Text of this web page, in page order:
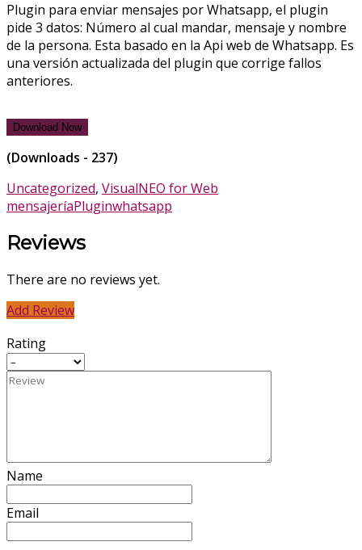
Plugin para enviar mensajes por Whatsapp, el plugin
pide 3 datos: Número al cual mandar, mensaje y nombre
de la persona. Esta basado en la Api web de Whatsapp. Es
una versión actualizada del plugin que corrige fallos
anteriores.
Download Now
(Downloads - 237)
Uncategorized, VisualNEO for Web
mensajeríaPluginwhatsapp
Reviews
There are no reviews yet.
Add Review
Rating
Name
Email